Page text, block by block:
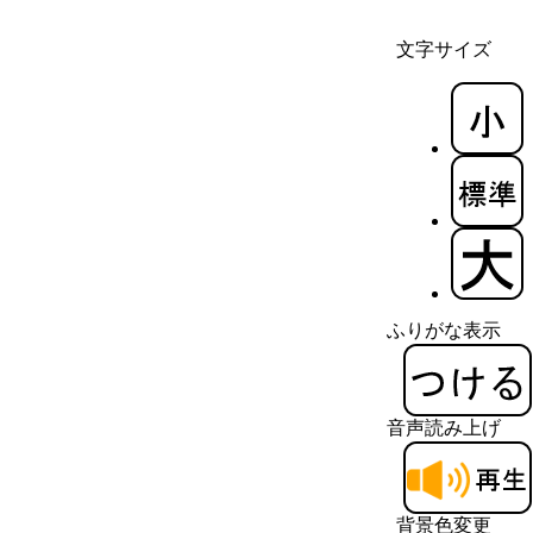
文字サイズ
ふりがな表示
音声読み上げ
背景色変更